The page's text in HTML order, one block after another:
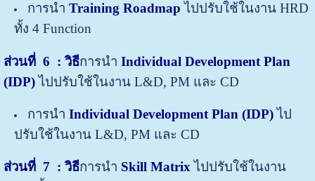
การนำ Training Roadmap ไปปรับใช้ในงาน HRD
ทั้ง 4 Function
ส่วนที่ 6 : วิธีการนำ Individual Development Plan
(IDP)ไปปรับใช้ในงาน L&D, PM และ CD
การนำ Individual Development Plan (IDP)ไป
ปรับใช้ในงาน L&D, PM และ CD
ส่วนที่ 7 : วิธีการนำ Skill Matrixไปปรับใช้ในงาน